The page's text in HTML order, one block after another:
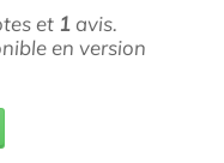
et 1 avis.
en version